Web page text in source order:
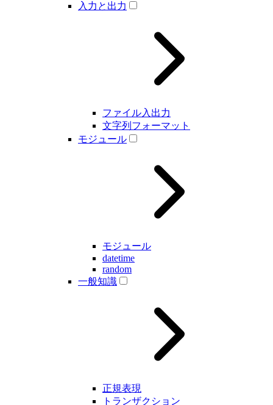
入力と出力
ファイル入出力
文字列フォーマット
モジュール
モジュール
datetime
random
一般知識
正規表現
トランザクション